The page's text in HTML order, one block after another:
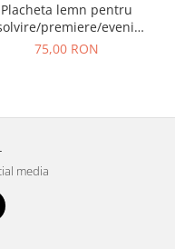
Placheta lemn pentru
premiere/eveniment
optiuni de personalizare
75,00 RON
media